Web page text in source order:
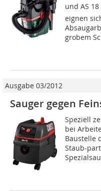
und AS
eignen
grobem
Ausgabe 03/2012
Sauger gegen
Speziell
bei
Baustelle
Staub-